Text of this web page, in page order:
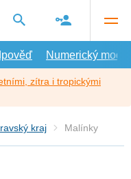
Numerický model
zítra i tropickými
kraj Malínky